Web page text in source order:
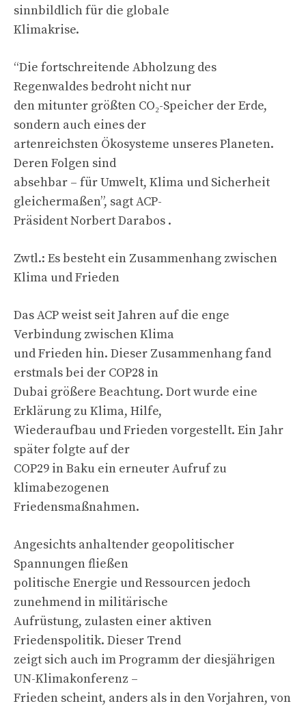
sinnbildlich für die globale
Klimakrise.
“Die fortschreitende Abholzung des
Regenwaldes bedroht nicht nur
den mitunter größten CO₂-Speicher der Erde,
sondern auch eines der
artenreichsten Ökosysteme unseres Planeten.
Deren Folgen sind
absehbar – für Umwelt, Klima und Sicherheit
gleichermaßen”, sagt ACP-
Präsident Norbert Darabos .
Zwtl.: Es besteht ein Zusammenhang zwischen
Klima und Frieden
Das ACP weist seit Jahren auf die enge
Verbindung zwischen Klima
und Frieden hin. Dieser Zusammenhang fand
erstmals bei der COP28 in
Dubai größere Beachtung. Dort wurde eine
Erklärung zu Klima, Hilfe,
Wiederaufbau und Frieden vorgestellt. Ein Jahr
später folgte auf der
COP29 in Baku ein erneuter Aufruf zu
klimabezogenen
Friedensmaßnahmen.
Angesichts anhaltender geopolitischer
Spannungen fließen
politische Energie und Ressourcen jedoch
zunehmend in militärische
Aufrüstung, zulasten einer aktiven
Friedenspolitik. Dieser Trend
zeigt sich auch im Programm der diesjährigen
UN-Klimakonferenz –
Frieden scheint, anders als in den Vorjahren, von